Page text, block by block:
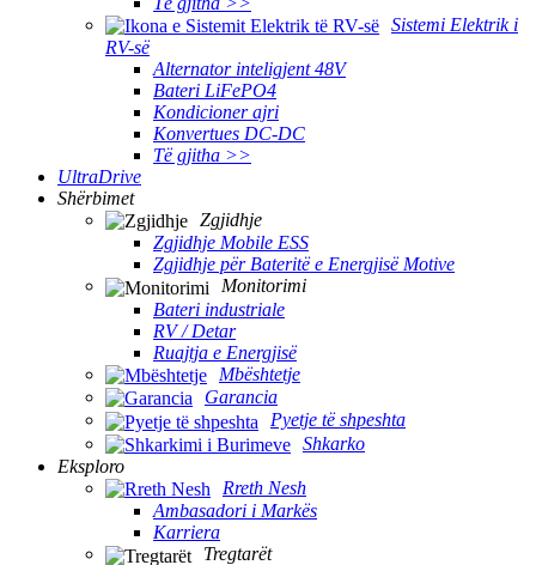
Sistemi Elektrik i
RV-së
Alternator inteligjent 48V
Bateri LiFePO4
Kondicioner ajri
Konvertues DC-DC
Të gjitha >>
UltraDrive
Shërbimet
Zgjidhje
Zgjidhje Mobile ESS
Zgjidhje për Bateritë e Energjisë Motive
Monitorimi
Bateri industriale
RV / Detar
Ruajtja e Energjisë
Mbështetje
Garancia
Pyetje të shpeshta
Shkarko
Eksploro
Rreth Nesh
Ambasadori i Markës
Karriera
Tregtarët